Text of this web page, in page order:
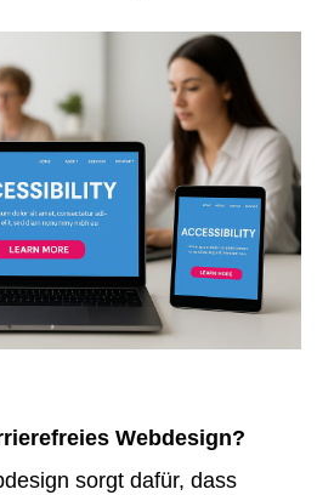
Webdesign?
sorgt dafür, dass